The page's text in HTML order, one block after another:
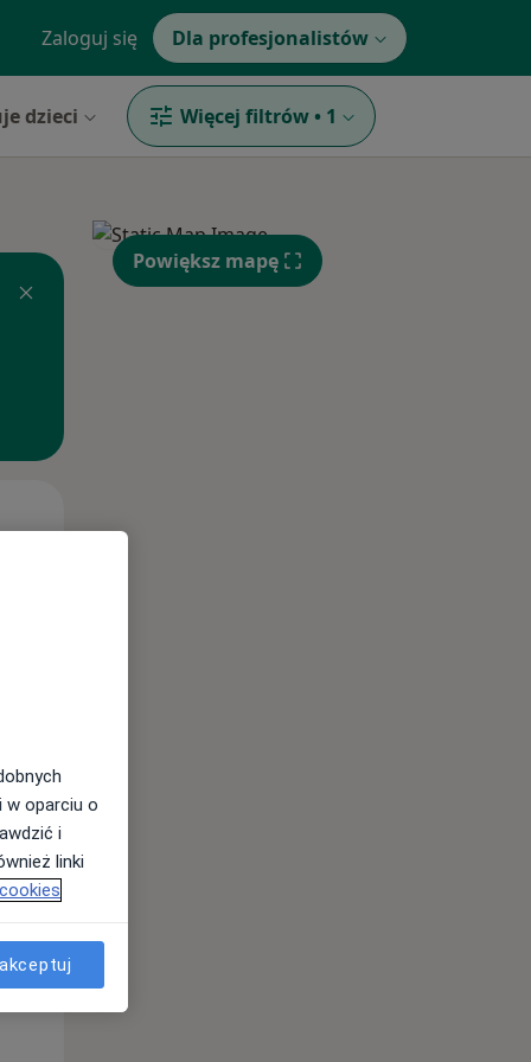
Zaloguj się Dla profesjonalistów
dzieci Więcej filtrów • 1
11 Sie
Wt,
11 Sie
Powiększ mapę
w oparciu o
i
linki